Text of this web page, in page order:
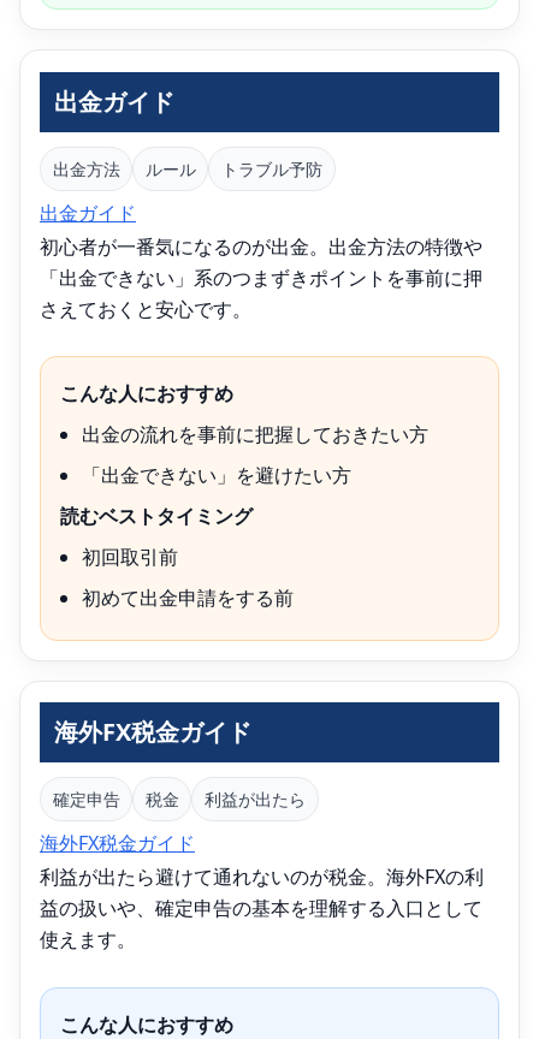
出金ガイド
出金方法 ルール トラブル予防
出金ガイド
初心者が一番気になるのが出金。出金方法の特徴や
「出金できない」系のつまずきポイントを事前に押
さえておくと安心です。
こんな人におすすめ
出金の流れを事前に把握しておきたい方
「出金できない」を避けたい方
読むベストタイミング
初回取引前
初めて出金申請をする前
海外FX税金ガイド
確定申告 税金 利益が出たら
海外FX税金ガイド
利益が出たら避けて通れないのが税金。海外FXの利
益の扱いや、確定申告の基本を理解する入口として
使えます。
こんな人におすすめ